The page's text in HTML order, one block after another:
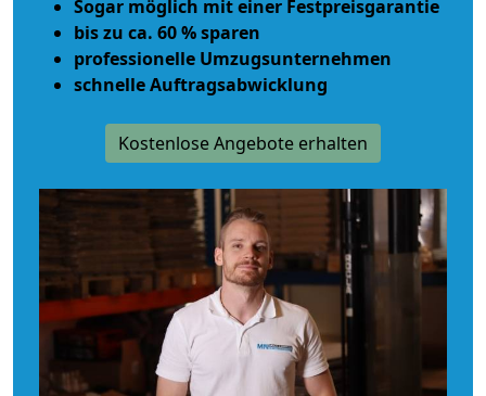
Sogar möglich mit einer Festpreisgarantie
bis zu ca. 60 % sparen
professionelle Umzugsunternehmen
schnelle Auftragsabwicklung
Kostenlose Angebote erhalten